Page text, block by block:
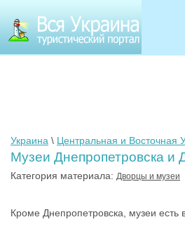
Украина \ Центральная и Восточная
Музеи Днепропетровска и
Категория материала: Дворцы и музеи
Кроме Днепропетровска, музеи